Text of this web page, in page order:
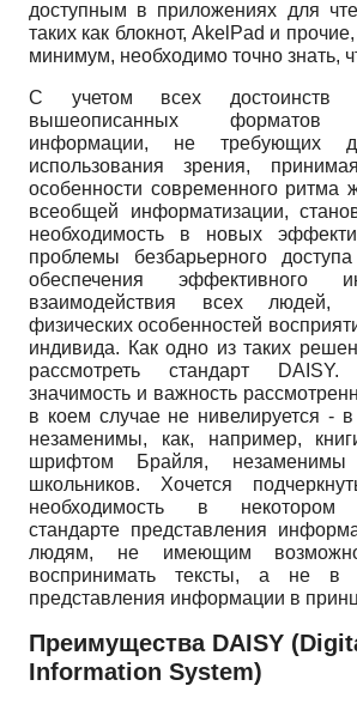
доступным в приложениях для
таких как блокнот, AkelPad и
минимум, необходимо точно знать,
С учетом всех достоинств
вышеописанных форматов
информации, не требующих
использования зрения,
особенности современного ритма
всеобщей информатизации,
необходимость в новых
проблемы безбарьерного
обеспечения эффективного
взаимодействия всех людей,
физических особенностей
индивида. Как одно из таких
рассмотреть стандарт
значимость и важность
в коем случае не нивелируется -
незаменимы, как, например,
шрифтом Брайля, незаменимы
школьников. Хочется
необходимость в некотором
стандарте представления
людям, не имеющим
воспринимать тексты, а не в
представления информации в
Преимущества DAISY
Information System)